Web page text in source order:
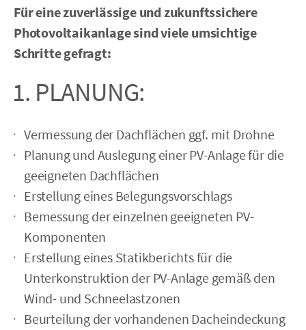
Für eine zuverlässige und zukunftssichere
Photovoltaikanlage sind viele umsichtige
Schritte gefragt:
1. PLANUNG:
Vermessung der Dachflächen ggf. mit Drohne
Planung und Auslegung einer PV-Anlage für die
geeigneten Dachflächen
Erstellung eines Belegungsvorschlags
Bemessung der einzelnen geeigneten PV-
Komponenten
Erstellung eines Statikberichts für die
Unterkonstruktion der PV-Anlage gemäß den
Wind- und Schneelastzonen
Beurteilung der vorhandenen Dacheindeckung